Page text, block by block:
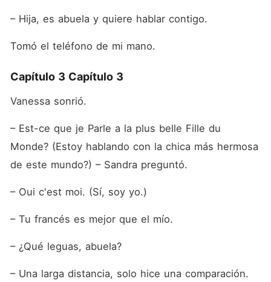
– Hija, es abuela y quiere hablar contigo.
Tomó el teléfono de mi mano.
Capítulo 3 Capítulo 3
Vanessa sonrió.
– Est-ce que je Parle a la plus belle Fille du
Monde? (Estoy hablando con la chica más hermosa
de este mundo?) – Sandra preguntó.
– Oui c'est moi. (Sí, soy yo.)
– Tu francés es mejor que el mío.
– ¿Qué leguas, abuela?
– Una larga distancia, solo hice una comparación.